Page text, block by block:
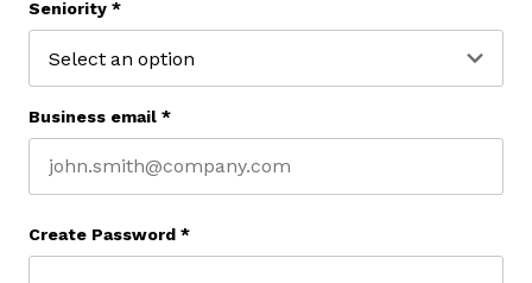
Seniority *
Business email *
Create Password *